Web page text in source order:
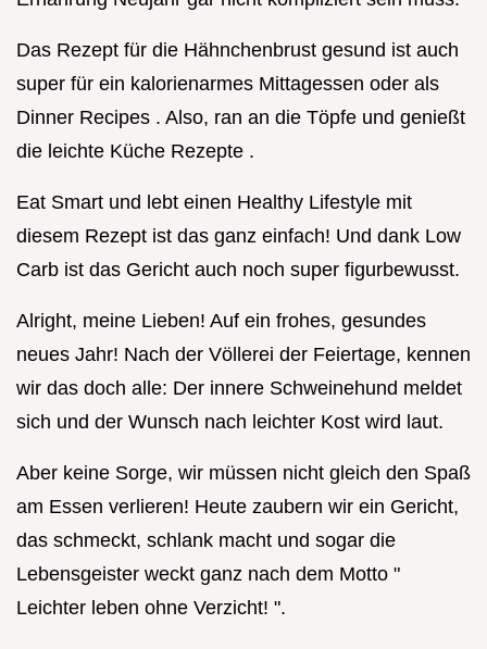
Das Rezept für die Hähnchenbrust gesund ist auch
super für ein kalorienarmes Mittagessen oder als
Dinner Recipes . Also, ran an die Töpfe und genießt
die leichte Küche Rezepte .
Eat Smart und lebt einen Healthy Lifestyle mit
diesem Rezept ist das ganz einfach! Und dank Low
Carb ist das Gericht auch noch super figurbewusst.
Alright, meine Lieben! Auf ein frohes, gesundes
neues Jahr! Nach der Völlerei der Feiertage, kennen
wir das doch alle: Der innere Schweinehund meldet
sich und der Wunsch nach leichter Kost wird laut.
Aber keine Sorge, wir müssen nicht gleich den Spaß
am Essen verlieren! Heute zaubern wir ein Gericht,
das schmeckt, schlank macht und sogar die
Lebensgeister weckt ganz nach dem Motto "
Leichter leben ohne Verzicht! ".